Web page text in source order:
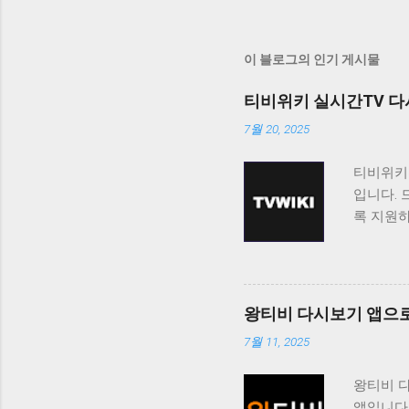
이 블로그의 인기 게시물
티비위키 실시간TV
7월 20, 2025
티비위
입니다.
록 지원
보고 싶
료로 제
니다. 티
능을 제
쉽게 접
왕티비 다시보기 앱으
7월 11, 2025
왕티비